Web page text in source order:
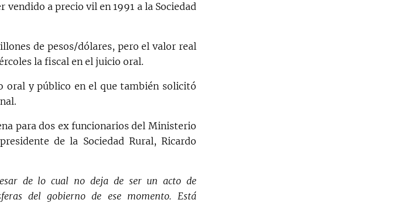
vendido a precio vil en 1991 a la Sociedad
de pesos/dólares, pero el valor real
la fiscal en el juicio oral.
oral y público en el que también solicitó
para dos ex funcionarios del Ministerio
de la Sociedad Rural, Ricardo
de lo cual no deja de ser un acto de
del gobierno de ese momento. Está